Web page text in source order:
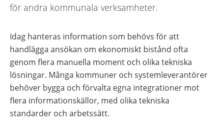
för andra kommunala verksamheter.
Idag hanteras information som behövs för att
handlägga ansökan om ekonomiskt bistånd ofta
genom flera manuella moment och olika tekniska
lösningar. Många kommuner och systemleverantörer
behöver bygga och förvalta egna integrationer mot
flera informationskällor, med olika tekniska
standarder och arbetssätt.